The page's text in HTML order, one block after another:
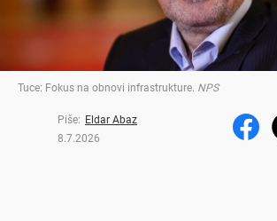
Tuce: Fokus na obnovi infrastrukture NPS
Piše: Eldar Abaz
8.7.2026